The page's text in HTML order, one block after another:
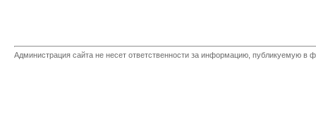
Администрация сайта не несет ответственности за информацию, публикуемую